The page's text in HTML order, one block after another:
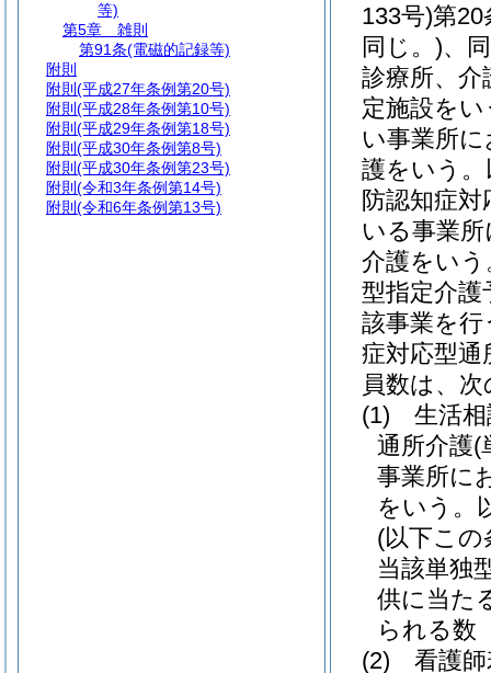
133号)第20
同じ。)、
診療所、介
定施設を
い事業所
護をいう
防認知症
いる事業
介護をい
型指定介護
該事業を行
症対応型通
員数は、
(1)
生活
通所介護(
事業所に
をいう。
(以下こ
当該単独
供に当た
られる数
(2)
看護
等)
第5章
雑則
第91条(電磁的記録等)
附則
附則 (平成27年条例第20号)
附則 (平成28年条例第10号)
附則 (平成29年条例第18号)
附則 (平成30年条例第8号)
附則 (平成30年条例第23号)
附則 (令和3年条例第14号)
附則 (令和6年条例第13号)